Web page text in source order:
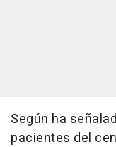
Según ha
pacientes del